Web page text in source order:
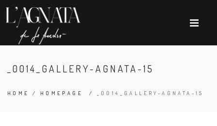
_0014_GALLERY-AGNATA-15
HOME / HOMEPAGE / _0014_GALLERY-AGNATA-15